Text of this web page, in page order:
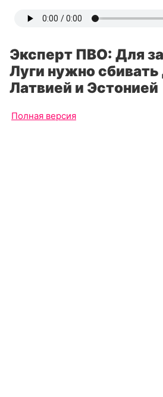
Эксперт ПВО: Для
Луги нужно
Латвией и Эстонией
Полная версия